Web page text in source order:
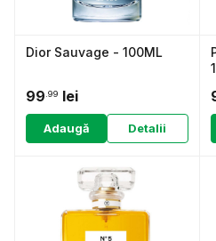
Dior Sauvage - 100ML
99 .99 lei
Adaugă Detalii